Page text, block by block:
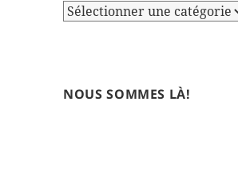
Catégories
NOUS SOMMES LÀ!